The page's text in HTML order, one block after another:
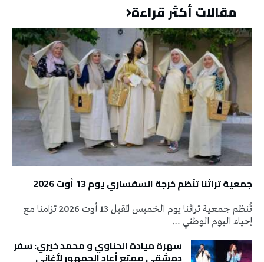
مقالات أكثر قراءة
جمعية تراثنا تنَظم خرجة السفساري يوم 13 أوت 2026
تُنظم جمعية تراثنا يوم الخميس المقبل 13 أوت 2026 تزامنا مع
إحياء اليوم الوطني …
سهرة ميادة الحناوي و محمد خيري: سفر
دمشقي ممتع أعاد الجمهور لأغاني